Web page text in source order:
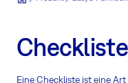
Eine Checkliste ist eine